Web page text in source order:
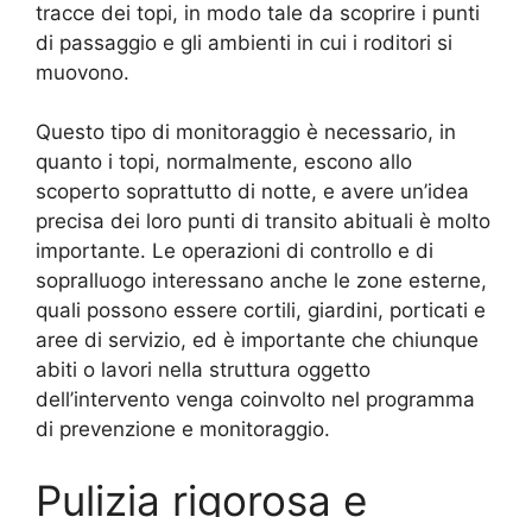
tracce dei topi, in modo tale da scoprire i punti
di passaggio e gli ambienti in cui i roditori si
muovono.
Questo tipo di monitoraggio è necessario, in
quanto i topi, normalmente, escono allo
scoperto soprattutto di notte, e avere un’idea
precisa dei loro punti di transito abituali è molto
importante. Le operazioni di controllo e di
sopralluogo interessano anche le zone esterne,
quali possono essere cortili, giardini, porticati e
aree di servizio, ed è importante che chiunque
abiti o lavori nella struttura oggetto
dell’intervento venga coinvolto nel programma
di prevenzione e monitoraggio.
Pulizia rigorosa e